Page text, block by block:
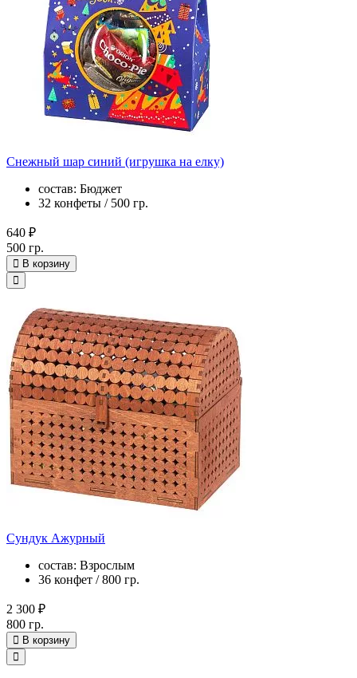
Снежный шар синий (игрушка на елку)
состав: Бюджет
32 конфеты / 500 гр.
640 ₽
500 гр.
В корзину
Сундук Ажурный
состав: Взрослым
36 конфет / 800 гр.
2 300 ₽
800 гр.
В корзину